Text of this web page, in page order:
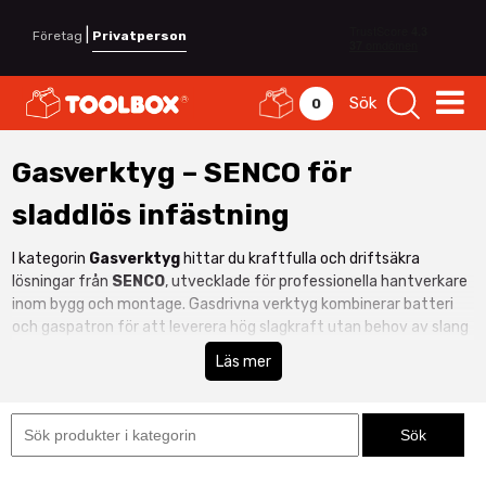
Företag Privatperson
0 Sök
Gasverktyg – SENCO för
sladdlös infästning
I kategorin Gasverktyg hittar du kraftfulla och driftsäkra
lösningar från SENCO, utvecklade för professionella hantverkare
inom bygg och montage. Gasdrivna verktyg kombinerar batteri
och gaspatron för att leverera hög slagkraft utan behov av slang
är perfekt vid stomresning,
mobilitet och snabbhet är avgörande. SENCO är känt för sin
robusta konstruktion och jämna prestanda även vid daglig
Läs mer